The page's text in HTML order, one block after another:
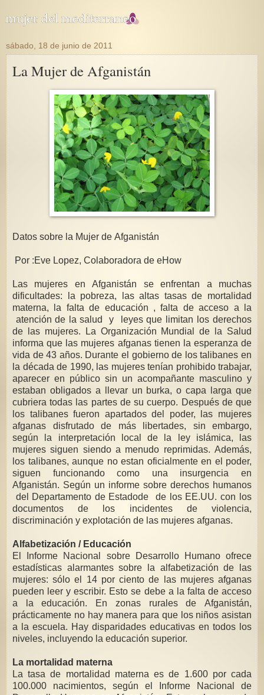
sábado, 18 de junio de 2011
La Mujer de Afganistán
Datos sobre la Mujer de Afganistán
Por :Eve Lopez, Colaboradora de eHow
Las mujeres en Afganistán se enfrentan a muchas
dificultades: la pobreza, las altas tasas de mortalidad
materna, la falta de educación , falta de acceso a la
atención de la salud
y leyes que limitan los derechos
de las mujeres. La Organización Mundial de la Salud
informa que las mujeres afganas tienen la esperanza de
vida de 43 años. Durante el gobierno de los talibanes en
la década de 1990, las mujeres tenían prohibido trabajar,
aparecer en público sin un acompañante masculino y
estaban obligados a llevar un burka, o capa larga que
cubriera todas las partes de su cuerpo. Después de que
los talibanes fueron apartados del poder, las mujeres
afganas disfrutado de más libertades, sin embargo,
según la interpretación local de la ley islámica, las
mujeres siguen siendo a menudo reprimidas. Además,
los talibanes, aunque no estan oficialmente en el poder,
siguen funcionando como una insurgencia en
Afganistán. Según un informe sobre derechos humanos
del
Departamento de Estadode de los EE.UU. con los
documentos de los incidentes de violencia,
discriminación y explotación de las mujeres afganas.
Alfabetización / Educación
El Informe Nacional sobre Desarrollo Humano ofrece
estadísticas alarmantes sobre la alfabetización de las
mujeres: sólo el 14 por ciento de las mujeres afganas
pueden leer y escribir. Esto se debe a la falta de acceso
a la educación. En zonas rurales de Afganistán,
prácticamente no hay manera para que los niños asistan
a la escuela. Hay disparidades educativas en todos los
niveles, incluyendo la educación superior.
La mortalidad materna
La tasa de mortalidad materna es de 1.600 por cada
100.000 nacimientos, según el Informe Nacional de